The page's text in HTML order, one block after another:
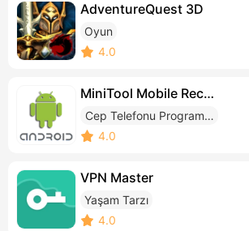
AdventureQuest 3D
Oyun
4.0
MiniTool Mobile Recovery for Android
Cep Telefonu Programla
4.0
VPN Master
Yaşam Tarzı
4.0